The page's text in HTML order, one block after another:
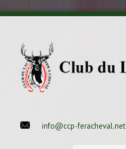
info@ccp-feracheval.net